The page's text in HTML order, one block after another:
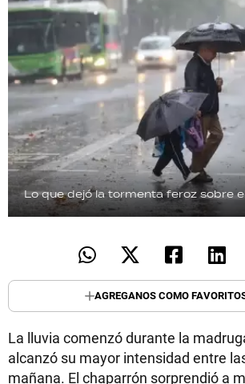
Lo que dejó la tormenta feroz sobre
AGREGANOS COMO
La lluvia comenzó durante la
alcanzó su mayor intensidad entre
mañana. El chaparrón sorprendió a